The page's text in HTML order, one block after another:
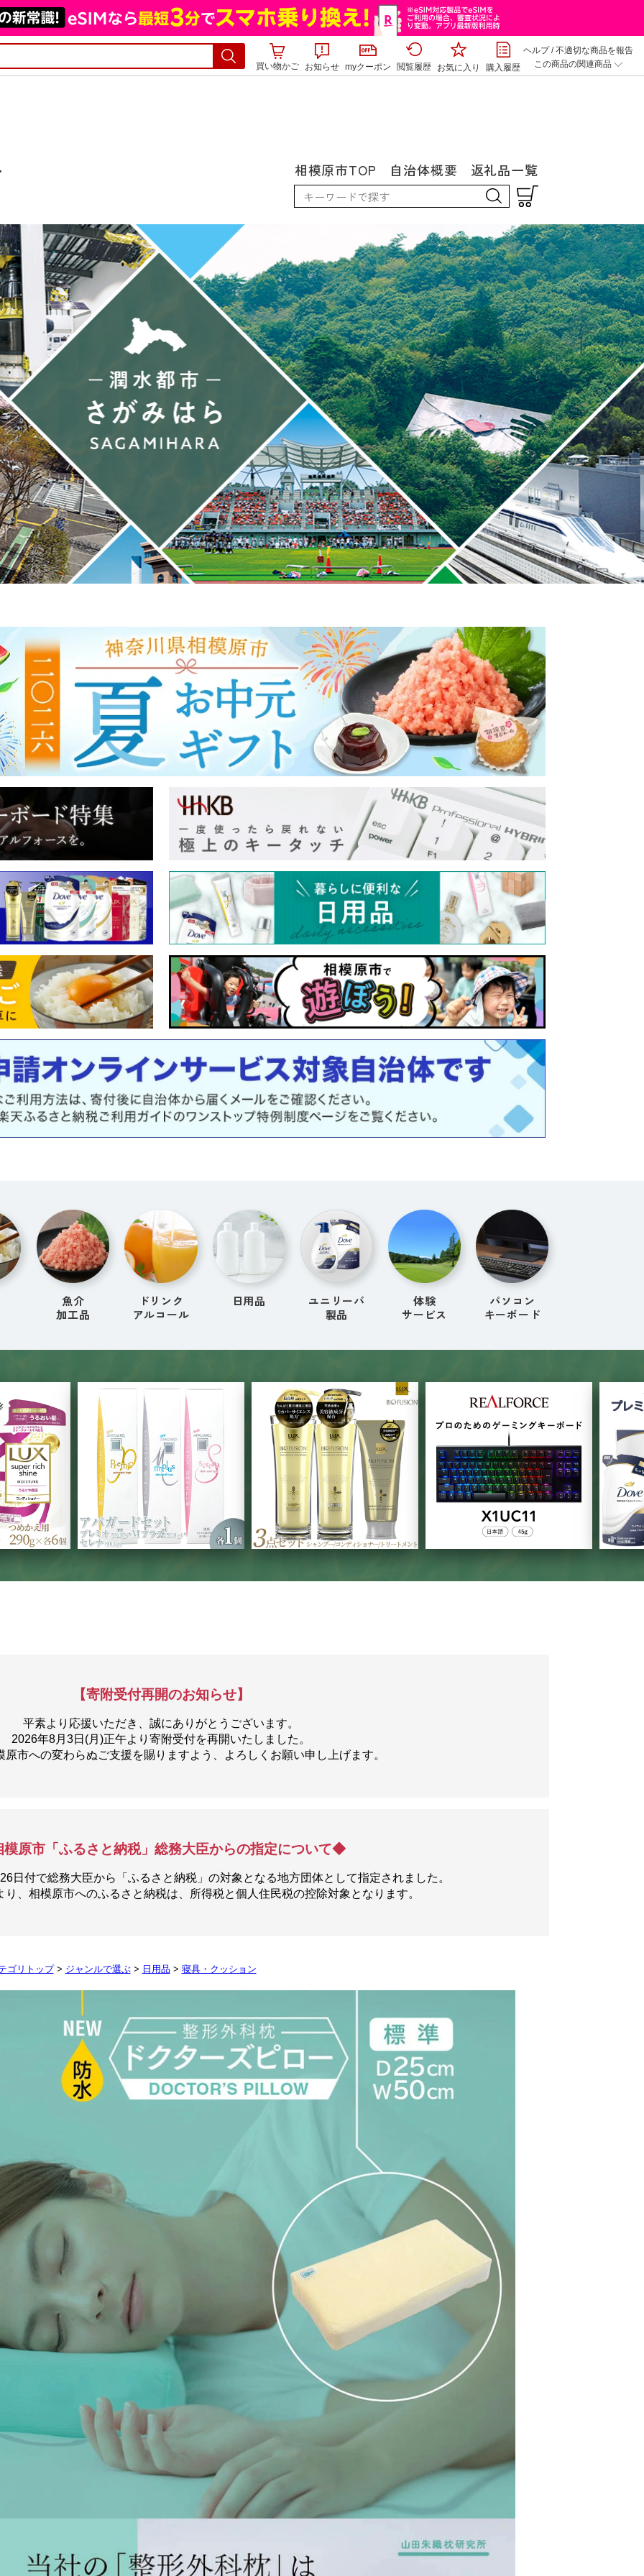
買い物かご お知らせ myクーポン 閲覧履歴 お気に入り 購入履歴
ヘルプ/不適切な商品を報告
この商品の関連商品
【寄附受付再開のお知らせ】
平素より応援いただき、誠にありがとうございます。
2026年8月3日(月)正午より寄附受付を再開いたしました。
原市への変わらぬご支援を賜りますよう、よろしくお願い申し上げます。
原市「ふるさと納税」総務大臣からの指定について◆
日付で総務大臣から「ふるさと納税」の対象となる地方団体として指定されました。
り、相模原市へのふるさと納税は、所得税と個人住民税の控除対象となります。
ゴリトップ> ジャンルで選ぶ> 日用品 > 寝具・クッション